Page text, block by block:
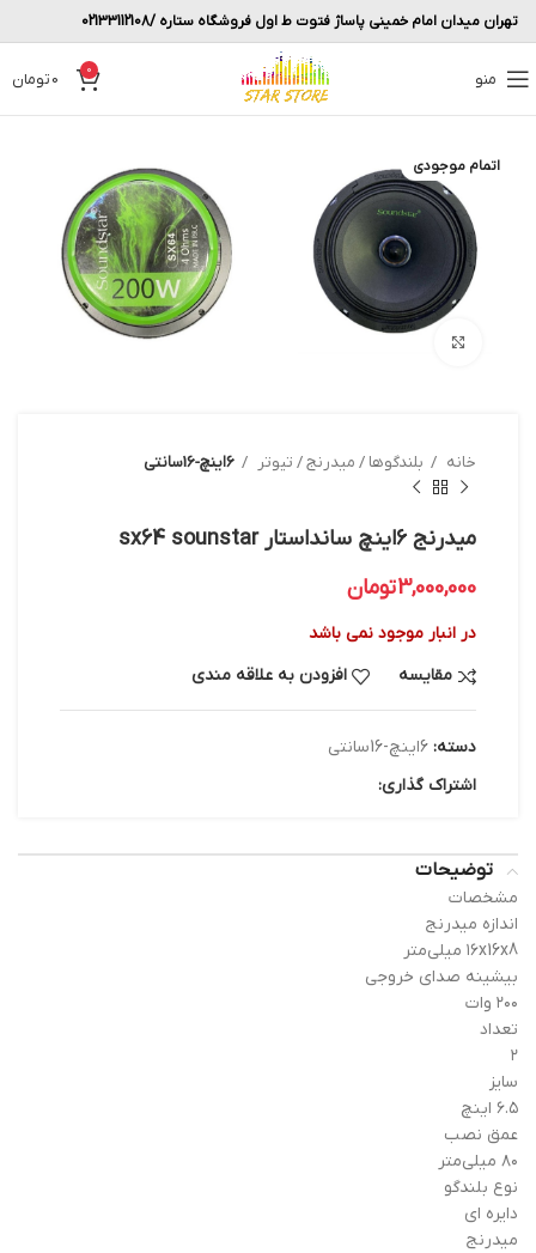
تهران میدان امام خمینی پاساژ فتوت ط اول فروشگاه ستاره /02133112108
منو 0
0تومان
اتمام موجودی
خانه بلندگوها / میدرنج / تیوتر 6اینچ-16سانتی
میدرنج ۶اینچ سانداستار sx64 sounstar
3,000,000تومان
در انبار موجود نمی باشد
مقایسه
افزودن به علاقه مندی
دسته: 6اینچ-16سانتی
اشتراک گذاری:
توضیحات
مشخصات
اندازه میدرنج
۱۶x16x8 میلی‌متر
بیشینه صدای خروجی
۲۰۰ وات
تعداد
۲
سایز
۶.۵ اینچ
عمق نصب
۸۰ میلی‌متر
نوع بلندگو
دایره ای
میدرنج